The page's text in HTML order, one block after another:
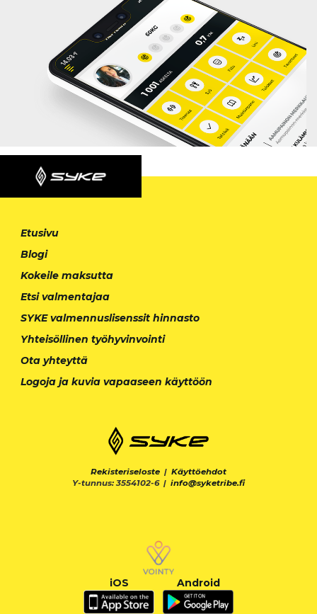
Etusivu
Blogi
Kokeile maksutta
Etsi valmentajaa
SYKE valmennuslisenssit hinnasto
Yhteisöllinen työhyvinvointi
Ota yhteyttä
Logoja ja kuvia vapaaseen käyttöön
Rekisteriseloste | Käyttöehdot
Y-tunnus: 3554102-6 | info@syketribe.fi
iOS Android